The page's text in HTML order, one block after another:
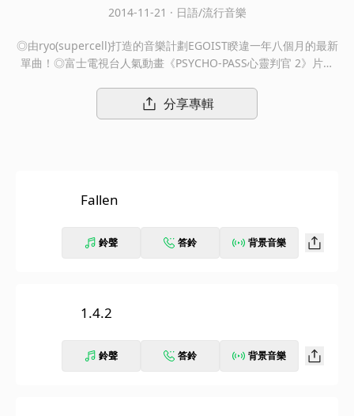
2014-11-21 · 日語/流行音樂
◎由ryo(supercell)打造的音樂計劃EGOIST睽違一年八個月的最新
單曲！◎富士電視台人氣動畫《PSYCHO-PASS心靈判官 2》片尾
T，睽違一年多之後終於即將發表最新單曲《Fallen》。本次單曲
作為富士電視台人氣動畫《PSYCHO-PASS心靈判官》第二季的片
過無數動畫及遊戲作品的虛淵玄擔任腳本，搭配EGOIST的歌曲，
分享專輯
Fallen
鈴聲 答鈴 背景音樂
1.4.2
鈴聲 答鈴 背景音樂